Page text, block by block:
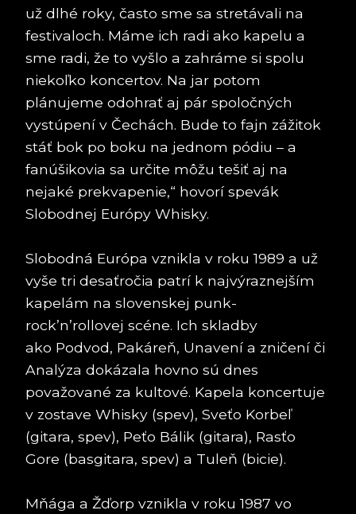
už dlhé roky, často sme sa stretávali na
festivaloch. Máme ich radi ako kapelu a
sme radi, že to vyšlo a zahráme si spolu
niekoľko koncertov. Na jar potom
plánujeme odohrať aj pár spoločných
vystúpení v Čechách. Bude to fajn zážitok
stáť bok po boku na jednom pódiu – a
fanúšikovia sa určite môžu tešiť aj na
nejaké prekvapenie,“ hovorí spevák
Slobodnej Európy Whisky.
Slobodná Európa vznikla v roku 1989 a už
vyše tri desaťročia patrí k najvýraznejším
kapelám na slovenskej punk-
rock’n’rollovej scéne. Ich skladby
ako Podvod, Pakáreň, Unavení a zničení či
Analýza dokázala hovno sú dnes
považované za kultové. Kapela koncertuje
v zostave Whisky (spev), Sveťo Korbeľ
(gitara, spev), Peťo Bálik (gitara), Rasťo
Gore (basgitara, spev) a Tuleň (bicie).
Mňága a Žďorp vznikla v roku 1987 vo